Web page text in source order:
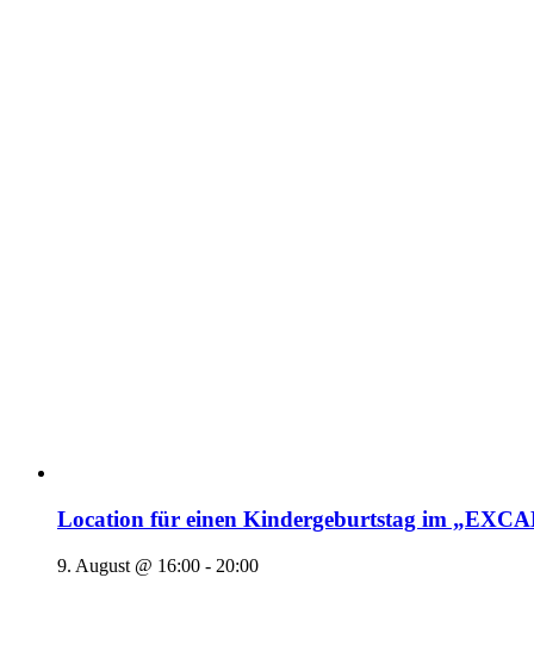
Location für einen Kindergeburtstag im
9. August @ 16:00 - 20:00